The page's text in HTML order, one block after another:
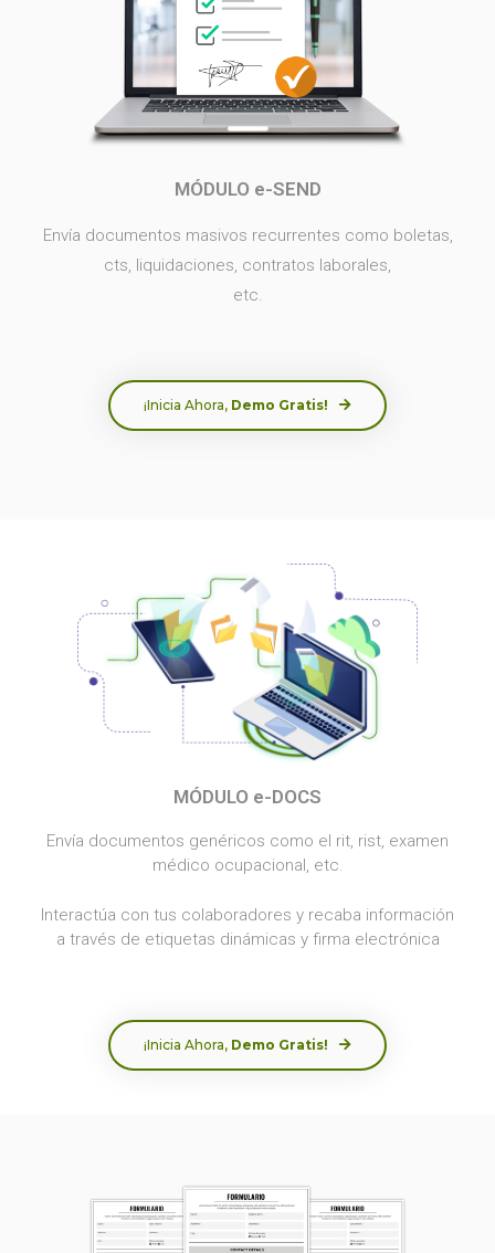
MÓDULO e-SEND
Envía documentos masivos recurrentes como boletas,
cts, liquidaciones, contratos laborales,
etc.
¡Inicia Ahora, Demo Gratis!
MÓDULO e-DOCS
Envía documentos genéricos como el rit, rist, examen
médico ocupacional, etc.
Interactúa con tus colaboradores y recaba información
a través de etiquetas dinámicas y firma electrónica
¡Inicia Ahora, Demo Gratis!